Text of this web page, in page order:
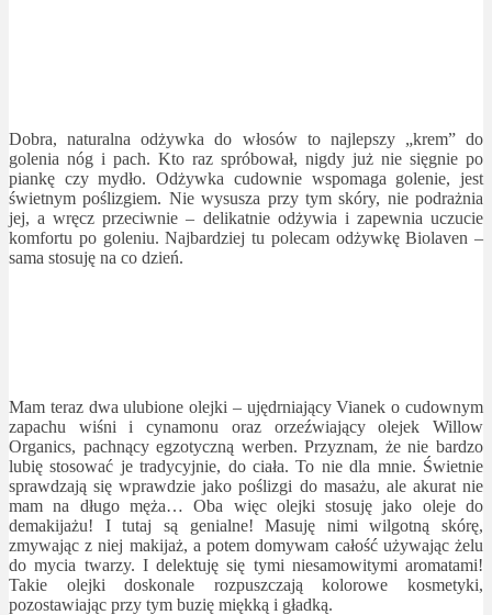
Dobra, naturalna odżywka do włosów to najlepszy „krem” do
golenia nóg i pach. Kto raz spróbował, nigdy już nie sięgnie po
piankę czy mydło. Odżywka cudownie wspomaga golenie, jest
świetnym poślizgiem. Nie wysusza przy tym skóry, nie podrażnia
jej, a wręcz przeciwnie – delikatnie odżywia i zapewnia uczucie
komfortu po goleniu. Najbardziej tu polecam odżywkę Biolaven –
sama stosuję na co dzień.
Mam teraz dwa ulubione olejki – ujędrniający Vianek o cudownym
zapachu wiśni i cynamonu oraz orzeźwiający olejek Willow
Organics, pachnący egzotyczną werben. Przyznam, że nie bardzo
lubię stosować je tradycyjnie, do ciała. To nie dla mnie. Świetnie
sprawdzają się wprawdzie jako poślizgi do masażu, ale akurat nie
mam na długo męża… Oba więc olejki stosuję jako oleje do
demakijażu! I tutaj są genialne! Masuję nimi wilgotną skórę,
zmywając z niej makijaż, a potem domywam całość używając żelu
do mycia twarzy. I delektuję się tymi niesamowitymi aromatami!
Takie olejki doskonale rozpuszczają kolorowe kosmetyki,
pozostawiając przy tym buzię miękką i gładką.